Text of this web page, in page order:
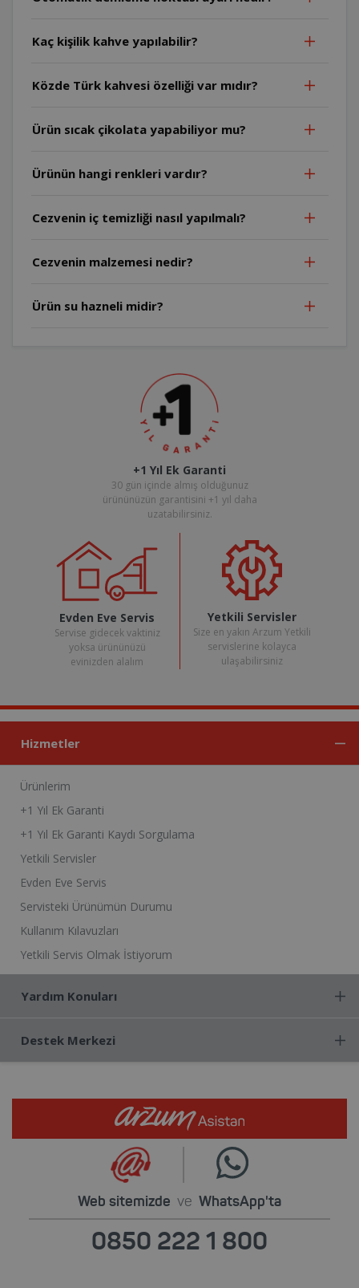
Kaç kişilik kahve yapılabilir?
Közde Türk kahvesi özelliği var mıdır?
Ürün sıcak çikolata yapabiliyor mu?
Ürünün hangi renkleri vardır?
Cezvenin iç temizliği nasıl yapılmalı?
Cezvenin malzemesi nedir?
Ürün su hazneli midir?
+1 Yıl Ek Garanti
30 gün içinde almış olduğunuz
ürününüzün garantisini +1 yıl daha
uzatabilirsiniz.
Evden Eve Servis
Servise gidecek vaktiniz
yoksa ürününüzü
evinizden alalım
Yetkili Servisler
Size en yakın Arzum Yetkili
servislerine kolayca
ulaşabilirsiniz
Hizmetler
Ürünlerim
+1 Yıl Ek Garanti
+1 Yıl Ek Garanti Kaydı Sorgulama
Yetkili Servisler
Evden Eve Servis
Servisteki Ürünümün Durumu
Kullanım Kılavuzları
Yetkili Servis Olmak İstiyorum
Yardım Konuları
Destek Merkezi
Web sitemizde ve WhatsApp'ta
0850 222 1 800